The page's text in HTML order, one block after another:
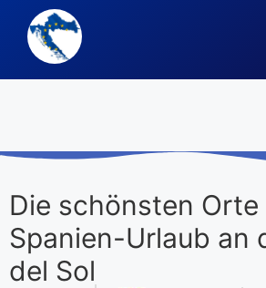
Die schönsten Orte
Spanien-Urlaub an
del Sol